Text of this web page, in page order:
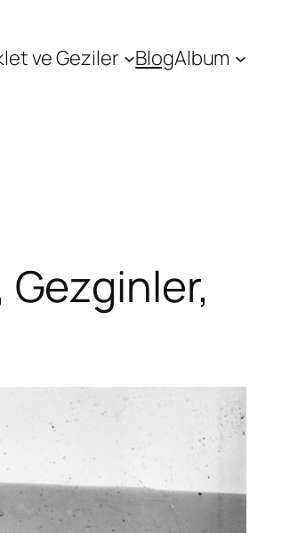
ve Geziler BlogAlbum